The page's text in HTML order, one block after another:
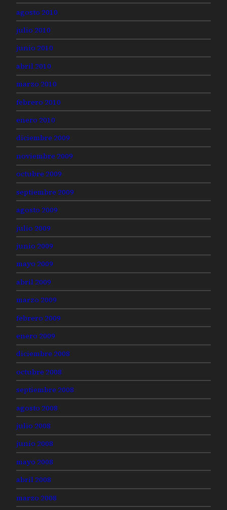
agosto 2010
julio 2010
junio 2010
abril 2010
marzo 2010
febrero 2010
enero 2010
diciembre 2009
noviembre 2009
octubre 2009
septiembre 2009
agosto 2009
julio 2009
junio 2009
mayo 2009
abril 2009
marzo 2009
febrero 2009
enero 2009
diciembre 2008
octubre 2008
septiembre 2008
agosto 2008
julio 2008
junio 2008
mayo 2008
abril 2008
marzo 2008